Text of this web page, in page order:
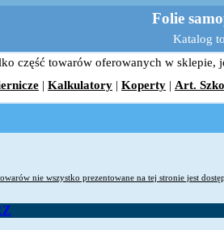
Folie
Katalog
część towarów oferowanych w sklepie,
| Kalkulatory | Koperty | Art.
nie wszystko prezentowane na tej stronie jest